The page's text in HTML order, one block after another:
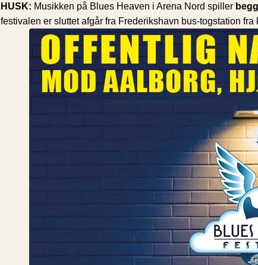
HUSK: Musikken på Blues Heaven i Arena Nord spiller
festivalen er sluttet afgår fra Frederikshavn bus-togstation fra